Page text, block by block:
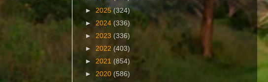
► 2025(324)
► 2024 (336)
► 2023 (336)
► 2022 (403)
► 2021 (854)
► 2020 (586)